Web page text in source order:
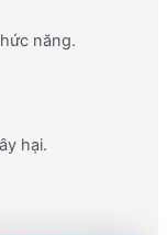
năng.
hại.